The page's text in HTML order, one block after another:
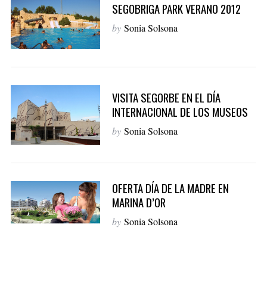
SEGOBRIGA PARK VERANO 2012
by Sonia Solsona
VISITA SEGORBE EN EL DÍA
INTERNACIONAL DE LOS MUSEOS
by Sonia Solsona
OFERTA DÍA DE LA MADRE EN
MARINA D’OR
by Sonia Solsona